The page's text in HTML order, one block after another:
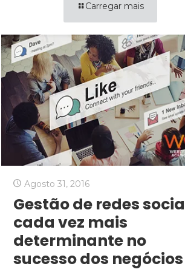
Carregar mais
Agosto 31, 2016
Gestão de redes
cada vez mais
determinante no
sucesso dos negócios